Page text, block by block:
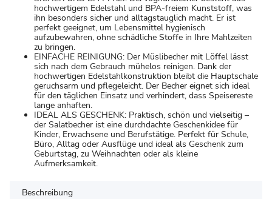
hochwertigem Edelstahl und BPA-freiem Kunststoff, was
ihn besonders sicher und alltagstauglich macht. Er ist
perfekt geeignet, um Lebensmittel hygienisch
aufzubewahren, ohne schädliche Stoffe in Ihre Mahlzeiten
zu bringen.
EINFACHE REINIGUNG: Der Müslibecher mit Löffel lässt
sich nach dem Gebrauch mühelos reinigen. Dank der
hochwertigen Edelstahlkonstruktion bleibt die Hauptschale
geruchsarm und pflegeleicht. Der Becher eignet sich ideal
für den täglichen Einsatz und verhindert, dass Speisereste
lange anhaften.
IDEAL ALS GESCHENK: Praktisch, schön und vielseitig –
der Salatbecher ist eine durchdachte Geschenkidee für
Kinder, Erwachsene und Berufstätige. Perfekt für Schule,
Büro, Alltag oder Ausflüge und ideal als Geschenk zum
Geburtstag, zu Weihnachten oder als kleine
Aufmerksamkeit.
Beschreibung